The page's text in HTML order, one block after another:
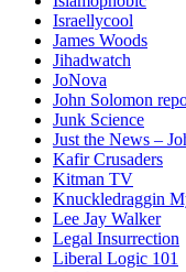
Israellycool
James Woods
Jihadwatch
JoNova
John Solomon
Junk Science
Just the News –
Kafir Crusaders
Kitman TV
Knuckledraggin
Lee Jay Walker
Legal Insurrection
Liberal Logic 101